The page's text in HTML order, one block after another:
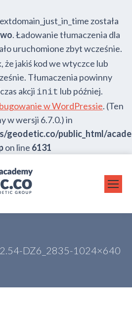
została
. Ładowanie tłumaczenia dla
uruchomione zbyt wcześnie.
jakiś kod we wtyczce lub
Tłumaczenia powinny
akcji init lub później.
w WordPressie. (Ten
w wersji 6.7.0.) in
geodetic.co/public_html/
on line 6131
DZ6_2835-1024×640